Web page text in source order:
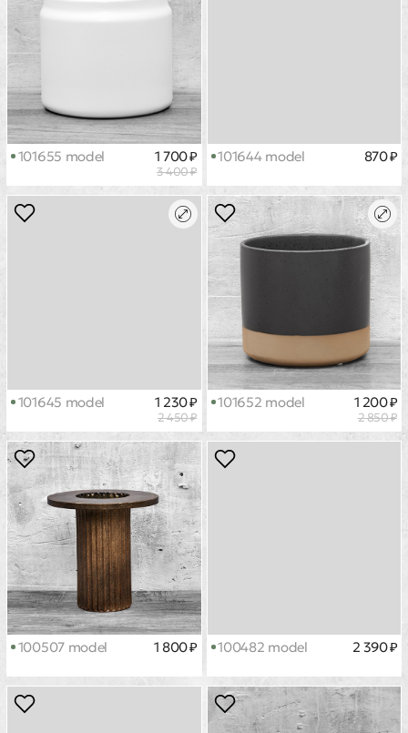
101655 model
3 400 ₽
1 700 ₽ 101644 model 870 ₽
101645 model
2 450 ₽
1 230 ₽ 101652 model
2 850 ₽
1 200 ₽
100507 model 1 800 ₽ 100482 model 2 390 ₽